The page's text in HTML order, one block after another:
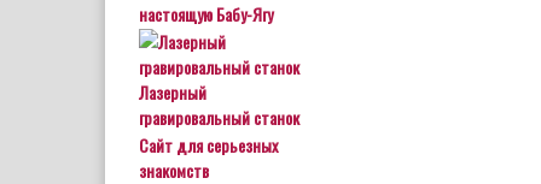
настоящую Бабу-Ягу
Лазерный
гравировальный станок
Сайт для серьезных
знакомств